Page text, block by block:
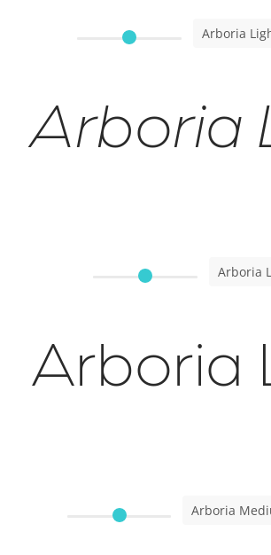
Arboria
Arboria
Arboria
Arboria
Arboria